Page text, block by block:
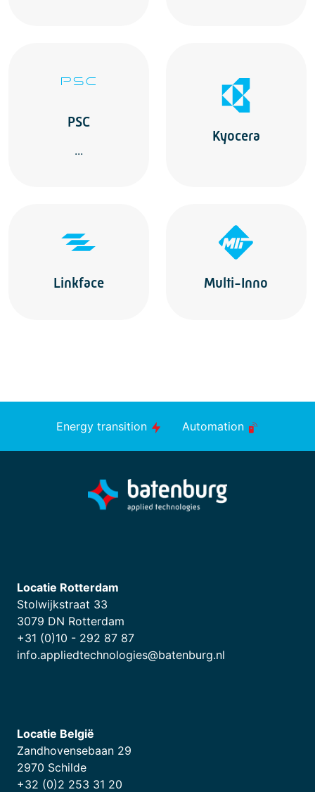
PSC
...
Kyocera
Linkface Multi-Inno
Energy transition Automation
Locatie Rotterdam
Stolwijkstraat 33
3079 DN Rotterdam
+31 (0)10 - 292 87 87
info.appliedtechnologies@batenburg.nl
Locatie België
Zandhovensebaan 29
2970 Schilde
+32 (0)2 253 31 20